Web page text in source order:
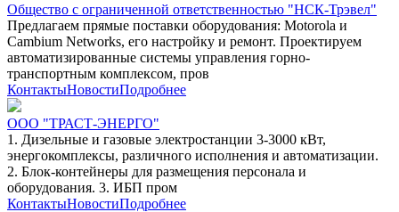
Общество с ограниченной ответственностью "НСК-Трэвел"
Предлагаем прямые поставки оборудования: Motorola и
Cambium Networks, его настройку и ремонт. Проектируем
автоматизированные системы управления горно-
транспортным комплексом, пров
КонтактыНовостиПодробнее
ООО "ТРАСТ-ЭНЕРГО"
1. Дизельные и газовые электростанции 3-3000 кВт,
энергокомплексы, различного исполнения и автоматизации.
2. Блок-контейнеры для размещения персонала и
оборудования. 3. ИБП пром
КонтактыНовостиПодробнее